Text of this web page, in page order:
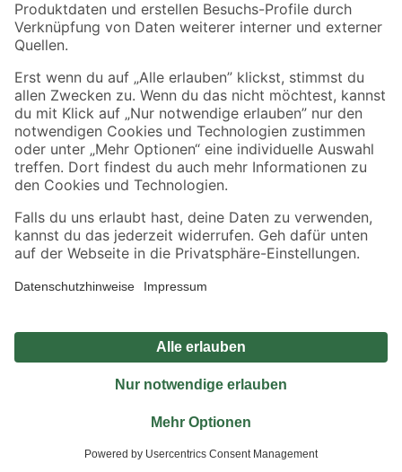
Sicher einkaufen
Jetzt die toom-App herunterladen
Alle Preisangaben in EUR inkl. gesetzl. MwSt.. Die dargestellten Angebote sind unter
Umständen nicht in allen Märkten verfügbar. Die angegebenen Verfügbarkeiten beziehen
Produkte nur solange der Vorrat reicht.
*Paketversand ab 59 € versandkostenfrei, gilt nicht für Artikel mit Speditionsversand, hier
Privatsphäre Impressum
Nutzungsbedingungen
Widerrufsrecht
Vertrag widerrufen
© 2026 toom Baumarkt GmbH